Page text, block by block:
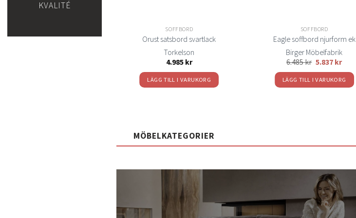
KVALITÉ
SOFFBORD
Orust satsbord svartlack
Torkelson
4.985 kr
LÄGG TILL I VARUKORG
SOFFBORD
Eagle soffbord njurform ek
Birger Möbelfabrik
6.485kr 5.837 kr
LÄGG TILL I VARUKORG
soffbord ellips björk/ kalksten
MÖBELKATEGORIER